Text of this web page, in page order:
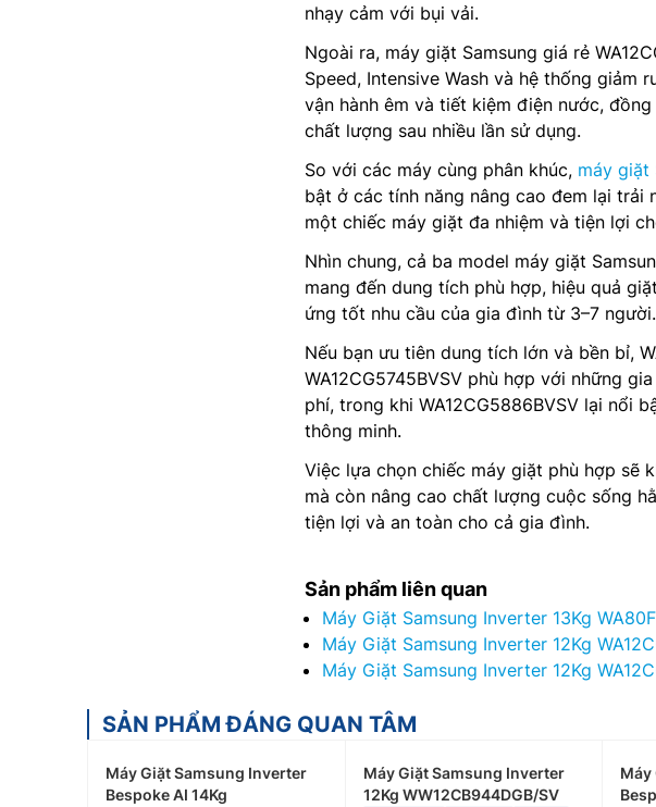
nhạy cảm với bụi vải.
Ngoài ra, máy giặt Samsung giá rẻ
Speed, Intensive Wash và hệ thống giảm
vận hành êm và tiết kiệm điện nước,
chất lượng sau nhiều lần sử dụng.
So với các máy cùng phân khúc, máy giặt
bật ở các tính năng nâng cao đem lại trải
một chiếc máy giặt đa nhiệm và tiện lợi
Nhìn chung, cả ba model máy giặt
mang đến dung tích phù hợp, hiệu quả
ứng tốt nhu cầu của gia đình từ 3–7 người.
Nếu bạn ưu tiên dung tích lớn và bền bỉ,
WA12CG5745BVSV phù hợp với những
phí, trong khi WA12CG5886BVSV lại nổi
thông minh.
Việc lựa chọn chiếc máy giặt phù hợp sẽ
mà còn nâng cao chất lượng cuộc sống
tiện lợi và an toàn cho cả gia đình.
Sản phẩm liên quan
Máy Giặt Samsung Inverter 13Kg
Máy Giặt Samsung Inverter 12Kg
Máy Giặt Samsung Inverter 12Kg
SẢN PHẨM ĐÁNG QUAN TÂM
Máy Giặt Samsung Inverter
Bespoke AI 14Kg
Máy Giặt Samsung Inverter
12Kg WW12CB944DGB/SV
Máy